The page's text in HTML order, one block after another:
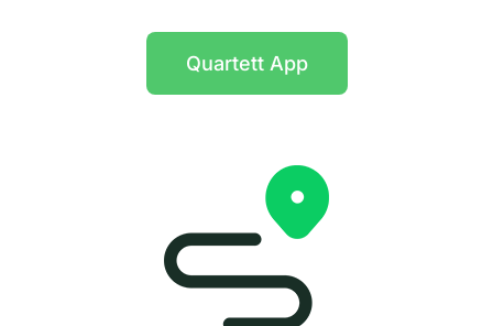
Quartett App